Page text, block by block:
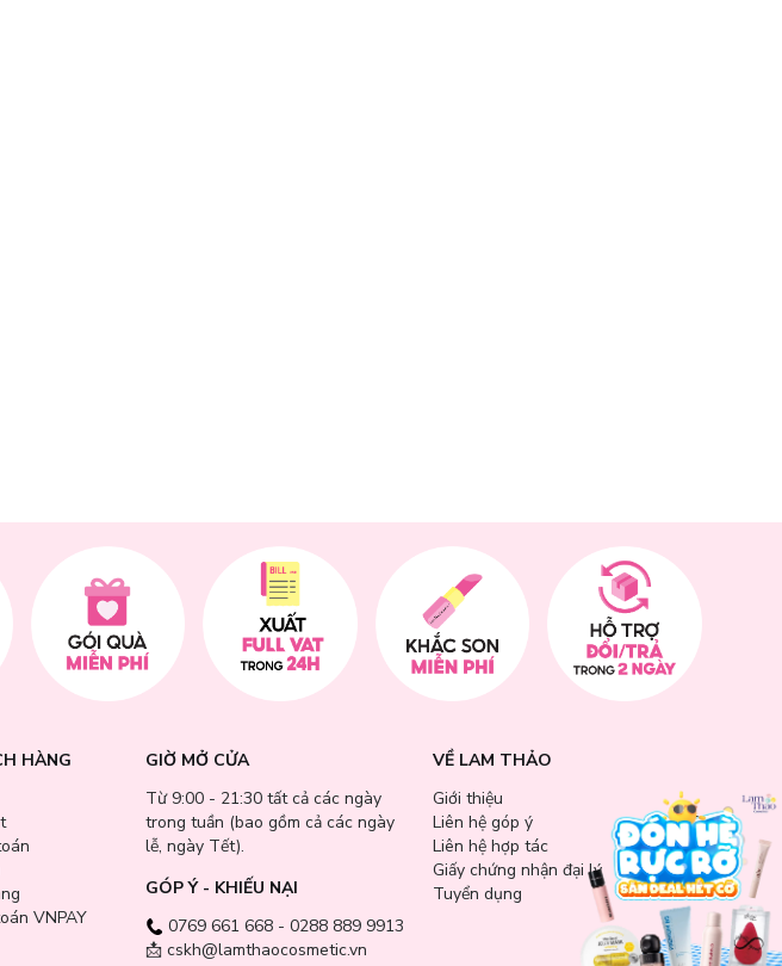
rỡ và cuốn hút.
bảo sự rạng rỡ suốt cả ngày dài.
an toàn cho da và không gây kích ứng
HÀNG
VNPAY
GIỜ MỞ CỬA
Từ 9:00 - 21:30 tất cả các ngày
trong tuần (bao gồm cả các ngày
lễ, ngày Tết).
GÓP Ý - KHIẾU NẠI
0769 661 668 - 0288 889 9913
📩 cskh@lamthaocosmetic.vn
VỀ LAM THẢO
Giới thiệu
Liên hệ góp ý
Liên hệ hợp tác
Giấy chứng nhận đại lý
Tuyển dụng